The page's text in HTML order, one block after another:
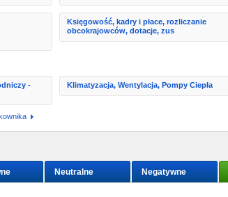
Księgowość, kadry i płace, rozliczanie
obcokrajowców, dotacje, zus
-
Klimatyzacja, Wentylacja, Pompy Ciepła
Neutralne Negatywne